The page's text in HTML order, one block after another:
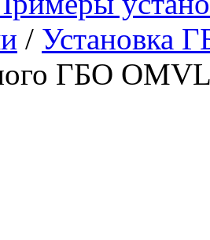
/ Установка
ГБО